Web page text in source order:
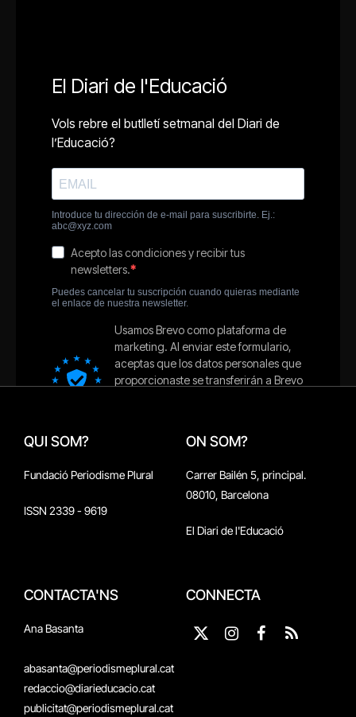
QUI SOM?
Fundació Periodisme Plural
ISSN 2339 - 9619
ON SOM?
Carrer Bailén 5, principal.
08010, Barcelona
El Diari de l'Educació
CONTACTA'NS
Ana Basanta
abasanta@periodismeplural.cat
redaccio@diarieducacio.cat
publicitat@periodismeplural.cat
CONNECTA
X
Instagram
Facebook
RSS